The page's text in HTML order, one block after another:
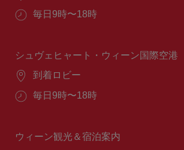
営
間：
毎日9時〜18時
シュヴェヒャート・ウィーン国際空港
場
到着ロビー
営
間：
毎日9時〜18時
ウィーン観光＆宿泊案内